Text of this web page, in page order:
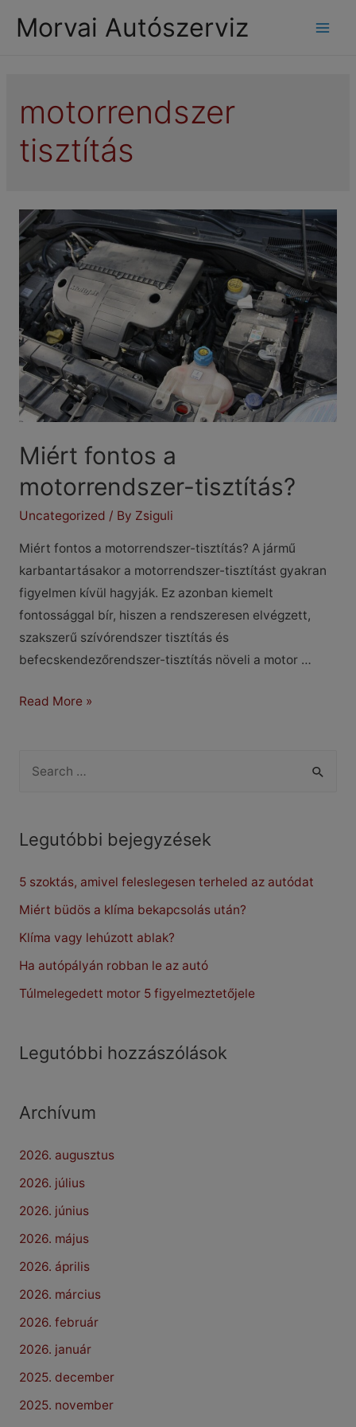
Morvai Autószerviz
motorrendszer
tisztítás
Miért fontos a
motorrendszer-tisztítás?
Uncategorized / By Zsiguli
Miért fontos a motorrendszer-tisztítás? A jármű
karbantartásakor a motorrendszer-tisztítást gyakran
figyelmen kívül hagyják. Ez azonban kiemelt
fontossággal bír, hiszen a rendszeresen elvégzett,
szakszerű szívórendszer tisztítás és
befecskendezőrendszer-tisztítás növeli a motor …
Miért
motorrendszer-
Read More »
r
h
f
o
r
Legutóbbi bejegyzések
5 szoktás, amivel feleslegesen terheled az autódat
Miért büdös a klíma bekapcsolás után?
Klíma vagy lehúzott ablak?
Ha autópályán robban le az autó
Túlmelegedett motor 5 figyelmeztetőjele
Legutóbbi hozzászólások
Archívum
2026. augusztus
2026. július
2026. június
2026. május
2026. április
2026. március
2026. február
2026. január
2025. december
2025. november